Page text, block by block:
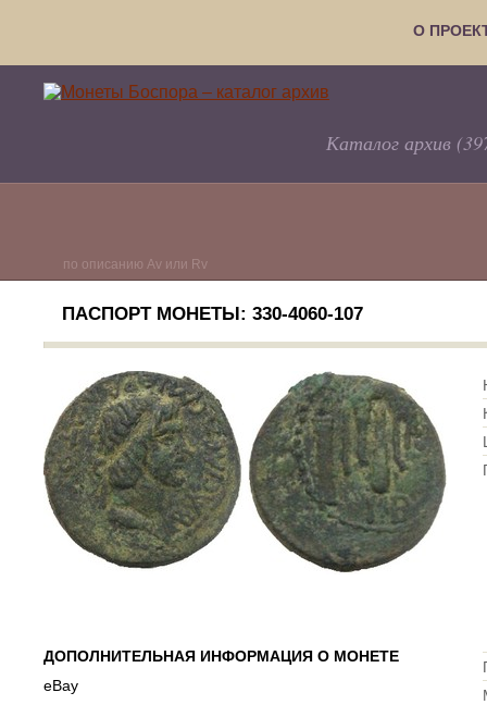
О
Каталог архив
по описанию Av или Rv
ПАСПОРТ МОНЕТЫ: 330-4060-107
ДОПОЛНИТЕЛЬНАЯ ИНФОРМАЦИЯ О МОНЕТЕ
еВау